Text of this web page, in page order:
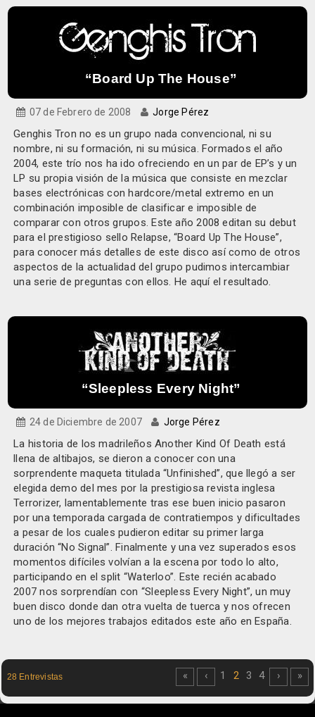
“Board Up The House”
07 de Febrero de 2008 Jorge Pérez
Genghis Tron no es un grupo nada convencional, ni su
nombre, ni su formación, ni su música. Formados el año
2004, este trío nos ha ido ofreciendo en un par de EP’s y un
LP su propia visión de la música que consiste en mezclar
bases electrónicas con hardcore/metal extremo en un
combinación imposible de clasificar e imposible de
comparar con otros grupos. Este año 2008 editan su debut
para el prestigioso sello Relapse, “Board Up The House”,
para conocer más detalles de este disco así como de otros
aspectos de la actualidad del grupo pudimos intercambiar
una serie de preguntas con ellos. He aquí el resultado.
“Sleepless Every Night”
24 de Diciembre de 2007 Jorge Pérez
La historia de los madrileños Another Kind Of Death está
llena de altibajos, se dieron a conocer con una
sorprendente maqueta titulada “Unfinished”, que llegó a ser
elegida demo del mes por la prestigiosa revista inglesa
Terrorizer, lamentablemente tras ese buen inicio pasaron
por una temporada cargada de contratiempos y dificultades
a pesar de los cuales pudieron editar su primer larga
duración “No Signal”. Finalmente y una vez superados esos
momentos difíciles volvían a la escena por todo lo alto,
participando en el split “Waterloo”. Este recién acabado
2007 nos sorprendían con “Sleepless Every Night”, un muy
buen disco donde dan otra vuelta de tuerca y nos ofrecen
uno de los mejores trabajos editados este año en España.
28 Entrevistas « ‹ 1 2 3 4 › »